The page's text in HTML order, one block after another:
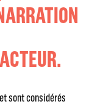
sont considérés